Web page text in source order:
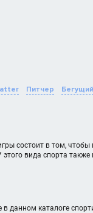
Питчер Бегущий
состоит в том,
вида спорта
данном каталоге